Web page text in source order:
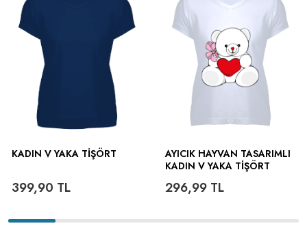
KADIN V YAKA TIŞÖRT
399,90 TL
AYICIK HAYVAN TASARIMLI
KADIN V YAKA TIŞÖRT
296,99TL